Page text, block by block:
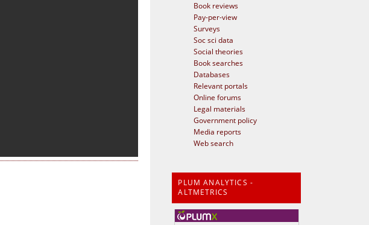
Book reviews
Pay-per-view
Surveys
Soc sci data
Social theories
Book searches
Databases
Relevant portals
Online forums
Legal materials
Government policy
Media reports
Web search
PLUM ANALYTICS -
ALTMETRICS